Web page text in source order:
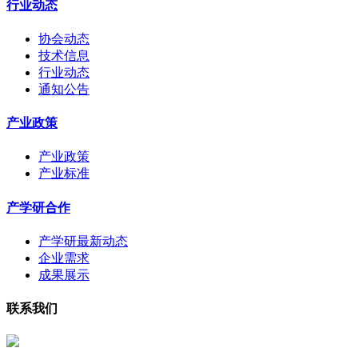
行业动态
协会动态
技术信息
行业动态
通知公告
产业政策
产业政策
产业标准
产学研合作
产学研最新动态
企业需求
成果展示
联系我们